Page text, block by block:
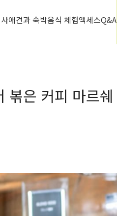
애견과 숙박음식 체험액세스Q&A
볶은 커피 마르쉐